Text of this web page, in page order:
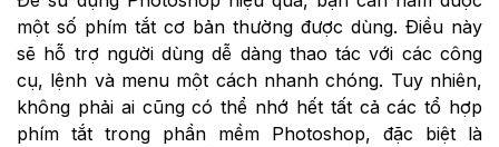
một số phím tắt cơ bản thường được dùng. Điều này
sẽ hỗ trợ người dùng dễ dàng thao tác với các công
cụ, lệnh và menu một cách nhanh chóng. Tuy nhiên,
không phải ai cũng có thể nhớ hết tất cả các tổ hợp
phím tắt trong phần mềm Photoshop, đặc biệt là